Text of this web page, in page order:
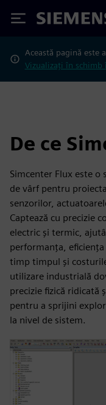
Siemens
Această pagină este
Vizualizați în schimb
De ce
Simcenter Flux este
de vârf pentru
senzorilor,
Captează cu precizie
electric și termic,
performanța,
timp timpul și
utilizare industrială
precizie fizică ridicată
pentru a sprijini
la nivel de sistem.